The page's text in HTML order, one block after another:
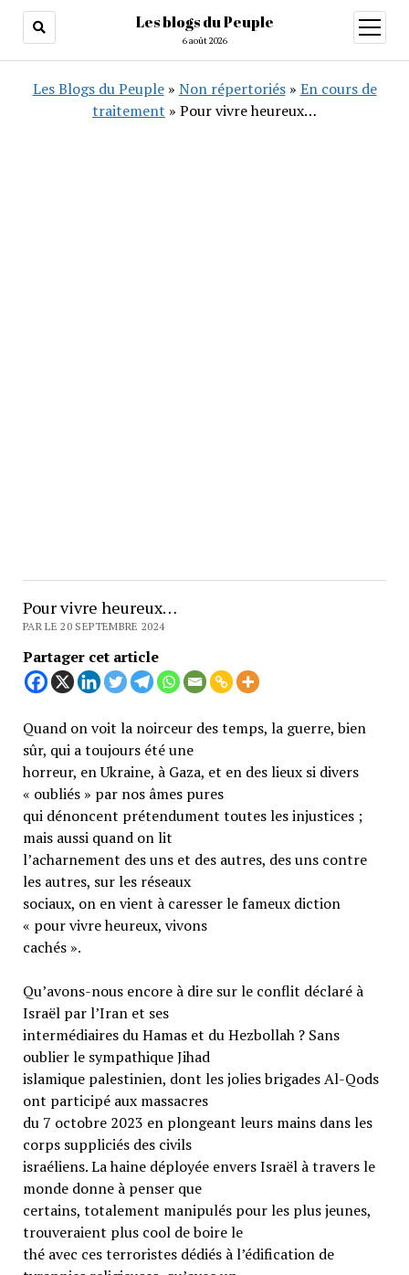
Les blogs du Peuple
6 août 2026
ouvrir
menu
Les Blogs du Peuple» Non répertoriés» En cours de
traitement » Pour vivre heureux…
Pour vivre heureux…
PAR LE 20 SEPTEMBRE 2024
Partager cet article
Quand on voit la noirceur des temps, la guerre, bien
sûr, qui a toujours été une
horreur, en Ukraine, à Gaza, et en des lieux si divers
« oubliés » par nos âmes pures
qui dénoncent prétendument toutes les injustices ;
mais aussi quand on lit
l’acharnement des uns et des autres, des uns contre
les autres, sur les réseaux
sociaux, on en vient à caresser le fameux diction
« pour vivre heureux, vivons
cachés ».
Qu’avons-nous encore à dire sur le conflit déclaré à
Israël par l’Iran et ses
intermédiaires du Hamas et du Hezbollah ? Sans
oublier le sympathique Jihad
islamique palestinien, dont les jolies brigades Al-Qods
ont participé aux massacres
du 7 octobre 2023 en plongeant leurs mains dans les
corps suppliciés des civils
israéliens. La haine déployée envers Israël à travers le
monde donne à penser que
certains, totalement manipulés pour les plus jeunes,
trouveraient plus cool de boire le
thé avec ces terroristes dédiés à l’édification de